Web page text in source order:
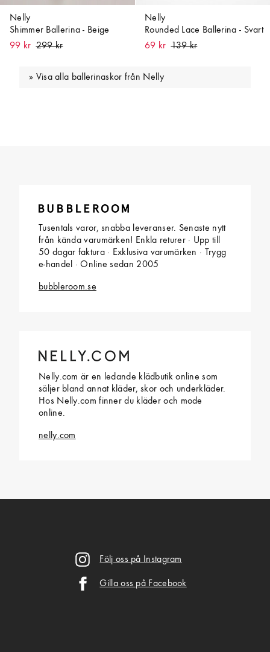
Nelly
Shimmer Ballerina - Beige
99 kr
Nelly
Rounded Lace Ballerina - Svart
69 kr
Visa alla ballerinaskor från Nelly
Tusentals varor, snabba leveranser. Senaste nytt
från kända varumärken! Enkla returer · Upp till
50 dagar faktura · Exklusiva varumärken · Trygg
e-handel · Online sedan 2005
bubbleroom.se
Nelly.com är en ledande klädbutik online som
säljer bland annat kläder, skor och underkläder.
Hos Nelly.com finner du kläder och mode
online.
nelly.com
Följ oss på Instagram
Gilla oss på Facebook